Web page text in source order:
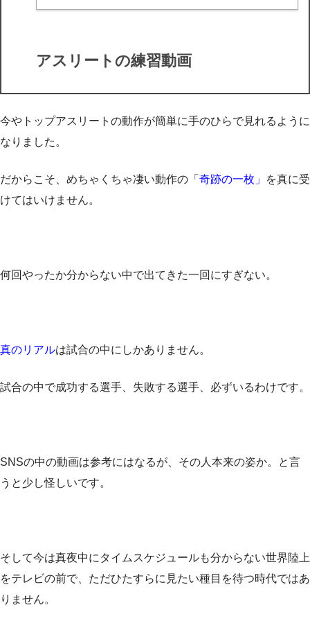
アスリートの練習動画
今やトップアスリートの動作が簡単に手のひらで見れるように
なりました。
だからこそ、めちゃくちゃ凄い動作の「 奇跡の一枚」
を真に受
けてはいけません。
何回やったか分からない中で出てきた一回にすぎない。
真のリアルは試合の中にしかありません。
試合の中で成功する選手、失敗する選手、必ずいるわけです。
SNSの中の動画は参考にはなるが、その人本来の姿か。と言
うと少し怪しいです。
そして今は真夜中にタイムスケジュールも分からない世界陸上
をテレビの前で、ただひたすらに見たい種目を待つ時代ではあ
りません。